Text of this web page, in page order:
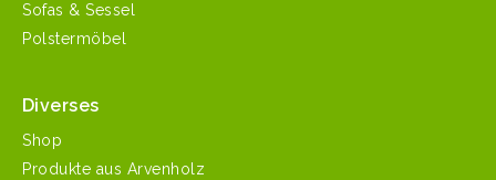
Sofas & Sessel
Polstermöbel
Diverses
Shop
Produkte aus Arvenholz